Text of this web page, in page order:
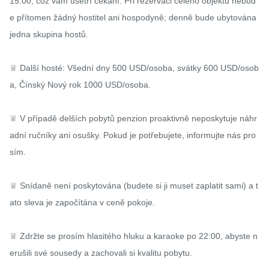
e přítomen žádný hostitel ani hospodyně; denně bude ubytována
jedna skupina hostů.
♕ Další hosté: Všední dny 500 USD/osoba, svátky 600 USD/osob
a, Čínský Nový rok 1000 USD/osoba.
♕ V případě delších pobytů penzion proaktivně neposkytuje náhr
adní ručníky ani osušky. Pokud je potřebujete, informujte nás pro
sím.
♕ Snídaně není poskytována (budete si ji muset zaplatit sami) a t
ato sleva je započítána v ceně pokoje.
♕ Zdržte se prosím hlasitého hluku a karaoke po 22:00, abyste n
erušili své sousedy a zachovali si kvalitu pobytu.